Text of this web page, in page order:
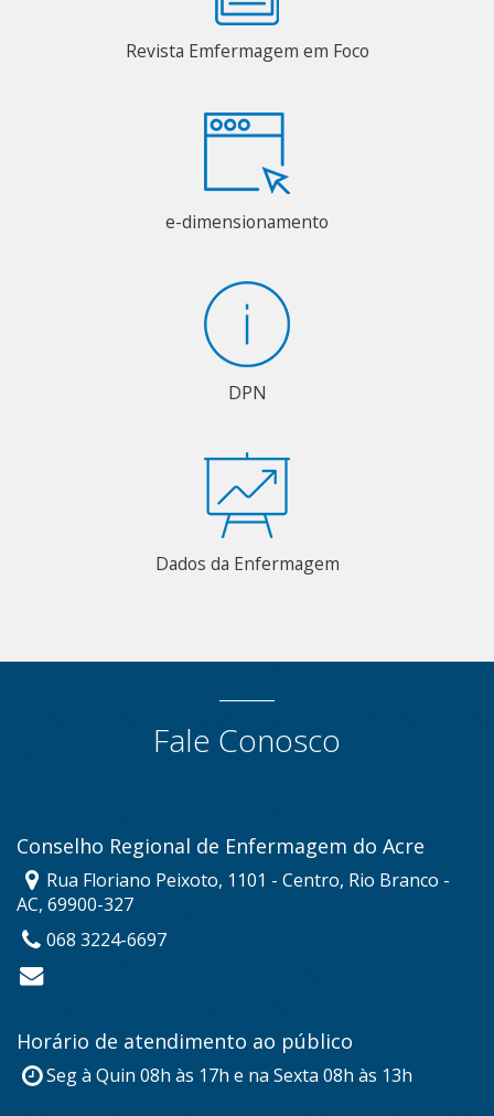
Revista Emfermagem em Foco
e-dimensionamento
DPN
Dados da Enfermagem
Fale Conosco
Conselho Regional de Enfermagem do Acre
Rua Floriano Peixoto, 1101 - Centro, Rio Branco -
AC, 69900-327
068 3224-6697
Horário de atendimento ao público
Seg à Quin 08h às 17h e na Sexta 08h às 13h